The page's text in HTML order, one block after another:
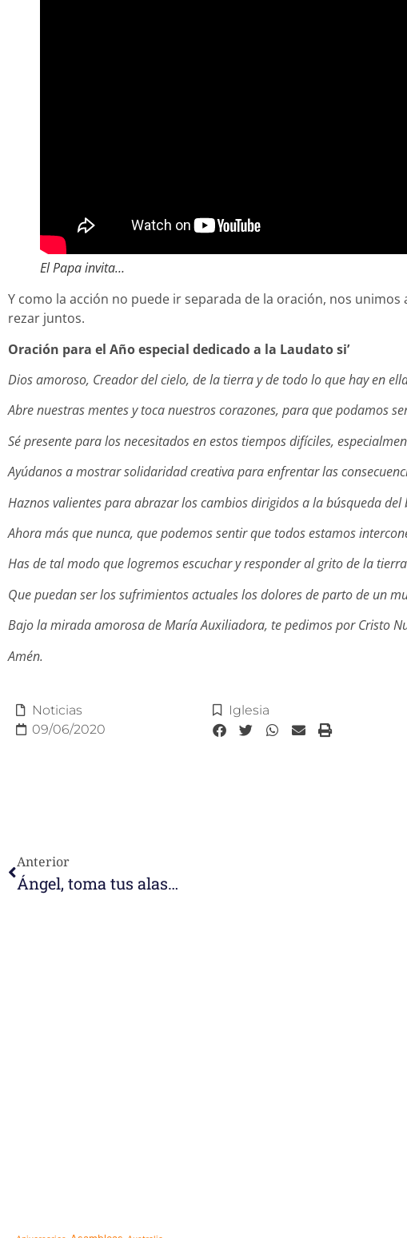
El Papa invita…
Y como la acción no puede ir separada de la oración, nos unimos
rezar juntos.
Oración para el Año especial dedicado a la Laudato si’
Dios amoroso, Creador del cielo, de la tierra y de todo lo que hay en
Abre nuestras mentes y toca nuestros corazones, para que podamos
Sé presente para los necesitados en estos tiempos difíciles,
Ayúdanos a mostrar solidaridad creativa para enfrentar las
Haznos valientes para abrazar los cambios dirigidos a la búsqueda del
Ahora más que nunca, que podemos sentir que todos estamos
Has de tal modo que logremos escuchar y responder al grito de la
Que puedan ser los sufrimientos actuales los dolores de parto de un
Bajo la mirada amorosa de María Auxiliadora, te pedimos por Cristo
Amén.
Noticias
09/06/2020
Iglesia
Anterior
Ángel, toma tus alas…